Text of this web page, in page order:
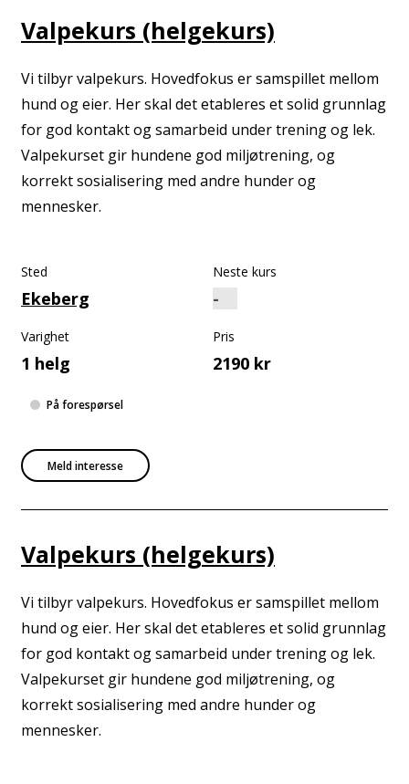
Valpekurs (helgekurs)
Vi tilbyr valpekurs. Hovedfokus er samspillet mellom
hund og eier. Her skal det etableres et solid grunnlag
for god kontakt og samarbeid under trening og lek.
Valpekurset gir hundene god miljøtrening, og
korrekt sosialisering med andre hunder og
mennesker.
Sted
Ekeberg
Neste kurs
Varighet
1 helg
Pris
2190 kr
Meld interesse
På forespørsel
Valpekurs (helgekurs)
Vi tilbyr valpekurs. Hovedfokus er samspillet mellom
hund og eier. Her skal det etableres et solid grunnlag
for god kontakt og samarbeid under trening og lek.
Valpekurset gir hundene god miljøtrening, og
korrekt sosialisering med andre hunder og
mennesker.